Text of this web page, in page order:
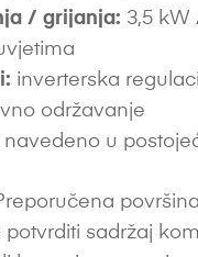
/ grijanja: 3,5 kW
inverterska
održavanje
navedeno u
potvrditi sadržaj